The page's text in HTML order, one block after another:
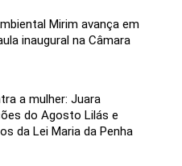
Mirim avança em
inaugural na Câmara
a mulher: Juara
do Agosto Lilás e
da Lei Maria da Penha